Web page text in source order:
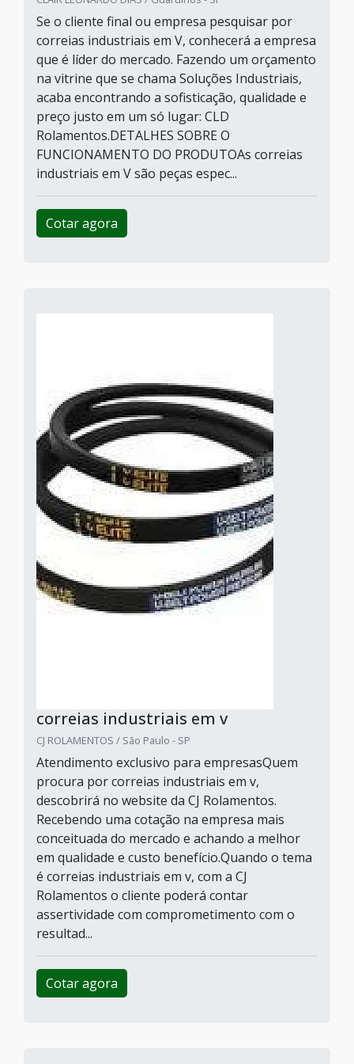
Se o cliente final ou empresa pesquisar por
correias industriais em V, conhecerá a empresa
que é líder do mercado. Fazendo um orçamento
na vitrine que se chama Soluções Industriais,
acaba encontrando a sofisticação, qualidade e
preço justo em um só lugar: CLD
Rolamentos.DETALHES SOBRE O
FUNCIONAMENTO DO PRODUTOAs correias
industriais em V são peças espec...
Cotar agora
correias industriais em v
CJ ROLAMENTOS / São Paulo - SP
Atendimento exclusivo para empresasQuem
procura por correias industriais em v,
descobrirá no website da CJ Rolamentos.
Recebendo uma cotação na empresa mais
conceituada do mercado e achando a melhor
em qualidade e custo benefício.Quando o tema
é correias industriais em v, com a CJ
Rolamentos o cliente poderá contar
assertividade com comprometimento com o
resultad...
Cotar agora